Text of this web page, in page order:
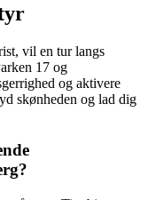
vil en tur langs
17 og
og aktivere
skønheden og lad dig